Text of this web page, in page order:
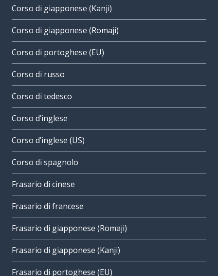
Corso di giapponese (Kanji)
Corso di giapponese (Romaji)
Corso di portoghese (EU)
Corso di russo
Corso di tedesco
Corso d’inglese
Corso d’inglese (US)
Corso di spagnolo
Frasario di cinese
Frasario di francese
Frasario di giapponese (Romaji)
Frasario di giapponese (Kanji)
Frasario di portoghese (EU)